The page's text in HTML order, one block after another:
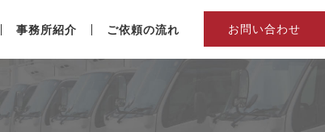
事務所紹介 ご依頼の流れ お問い合わせ